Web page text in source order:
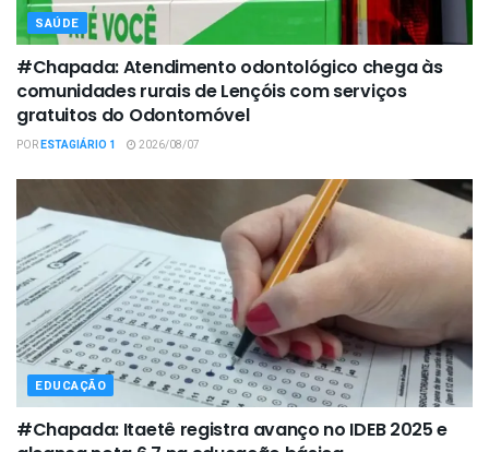
SAÚDE
#Chapada: Atendimento odontológico chega às
comunidades rurais de Lençóis com serviços
gratuitos do Odontomóvel
PORESTAGIÁRIO 1 2026/08/07
EDUCAÇÃO
#Chapada: Itaetê registra avanço no IDEB 2025 e